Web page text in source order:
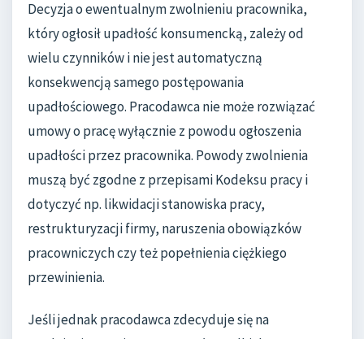
Decyzja o ewentualnym zwolnieniu pracownika,
który ogłosił upadłość konsumencką, zależy od
wielu czynników i nie jest automatyczną
konsekwencją samego postępowania
upadłościowego. Pracodawca nie może rozwiązać
umowy o pracę wyłącznie z powodu ogłoszenia
upadłości przez pracownika. Powody zwolnienia
muszą być zgodne z przepisami Kodeksu pracy i
dotyczyć np. likwidacji stanowiska pracy,
restrukturyzacji firmy, naruszenia obowiązków
pracowniczych czy też popełnienia ciężkiego
przewinienia.
Jeśli jednak pracodawca zdecyduje się na